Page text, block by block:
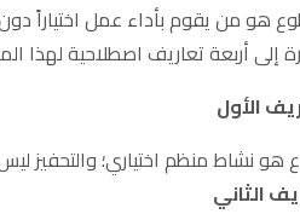
هو من يقوم بأداء عمل اختياراً
إلى أربعة تعاريف اصطلاحية لهذا
الأول
هو نشاط منظم اختياري؛ والتحفيز
الثاني